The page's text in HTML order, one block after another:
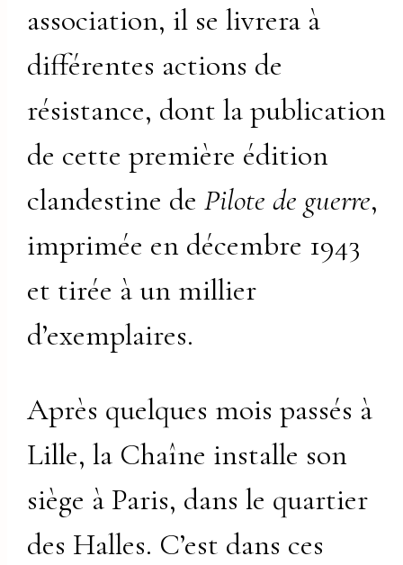
association, il se livrera à
différentes actions de
résistance, dont la publication
de cette première édition
clandestine dePilote de guerre,
imprimée en décembre 1943
et tirée à un millier
d’exemplaires.
Après quelques mois passés à
Lille, la Chaîne installe son
siège à Paris, dans le quartier
des Halles. C’est dans ces